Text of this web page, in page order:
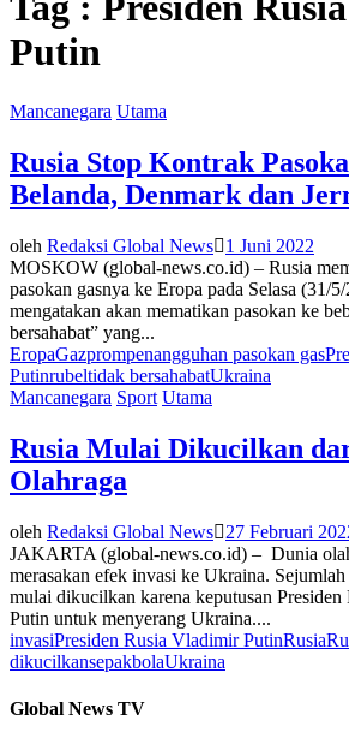
Putin
Mancanegara Utama
Rusia Stop Kontrak
Belanda, Denmark dan
oleh Redaksi Global News
1 Juni 2022
MOSKOW (global-news.co.id) – Rusia
pasokan gasnya ke Eropa pada Selasa (31/
mengatakan akan mematikan pasokan ke
bersahabat” yang...
EropaGazprompenangguhan pasokan gas
Putinrubeltidak bersahabatUkraina
Mancanegara Sport Utama
Rusia Mulai Dikucilkan
Olahraga
oleh Redaksi Global News
27 Februari
JAKARTA (global-news.co.id) – Dunia
merasakan efek invasi ke Ukraina.
mulai dikucilkan karena keputusan
Putin untuk menyerang Ukraina....
invasiPresiden Rusia Vladimir PutinRusia
dikucilkansepakbolaUkraina
Global News TV